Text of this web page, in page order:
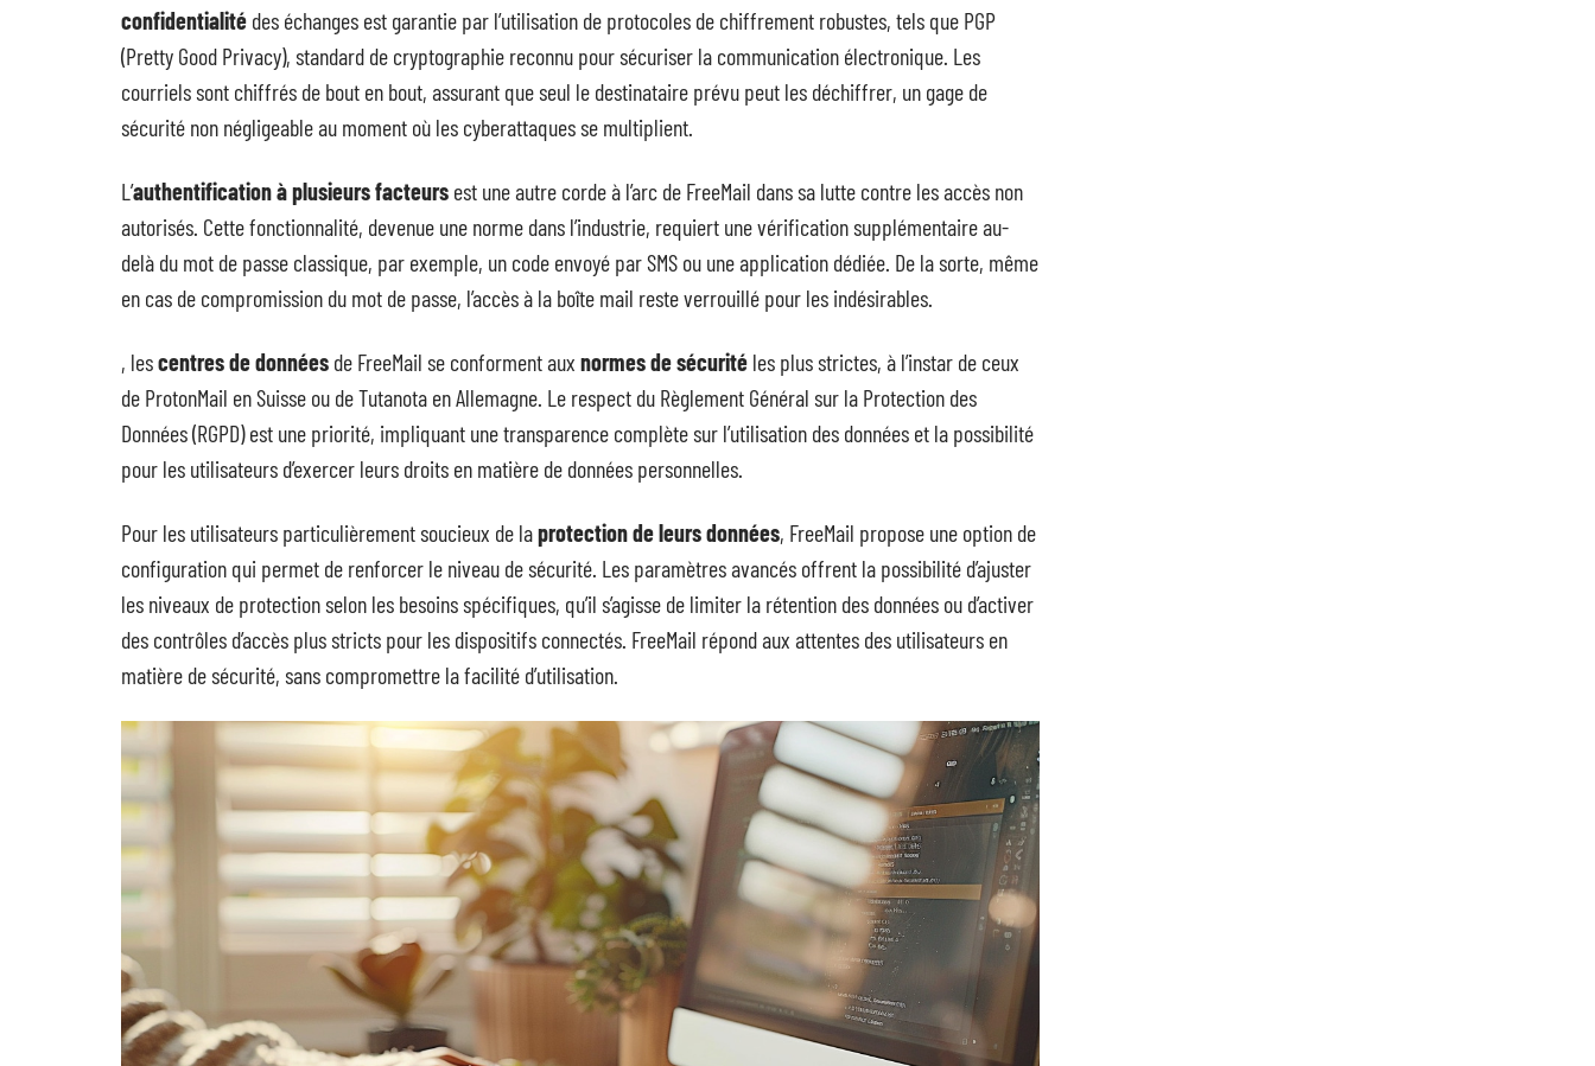
confidentialité des échanges est garantie par l’utilisation de protocoles de chiffrement robustes, tels que PGP
(Pretty Good Privacy), standard de cryptographie reconnu pour sécuriser la communication électronique. Les
courriels sont chiffrés de bout en bout, assurant que seul le destinataire prévu peut les déchiffrer, un gage de
sécurité non négligeable au moment où les cyberattaques se multiplient.
L’authentification à plusieurs facteurs est une autre corde à l’arc de FreeMail dans sa lutte contre les accès non
autorisés. Cette fonctionnalité, devenue une norme dans l’industrie, requiert une vérification supplémentaire au-
delà du mot de passe classique, par exemple, un code envoyé par SMS ou une application dédiée. De la sorte, même
en cas de compromission du mot de passe, l’accès à la boîte mail reste verrouillé pour les indésirables.
, lescentres de données de FreeMail se conforment aux normes de sécurité les plus strictes, à l’instar de ceux
de ProtonMail en Suisse ou de Tutanota en Allemagne. Le respect du Règlement Général sur la Protection des
Données (RGPD) est une priorité, impliquant une transparence complète sur l’utilisation des données et la possibilité
pour les utilisateurs d’exercer leurs droits en matière de données personnelles.
Pour les utilisateurs particulièrement soucieux de laprotection de leurs données, FreeMail propose une option de
configuration qui permet de renforcer le niveau de sécurité. Les paramètres avancés offrent la possibilité d’ajuster
les niveaux de protection selon les besoins spécifiques, qu’il s’agisse de limiter la rétention des données ou d’activer
des contrôles d’accès plus stricts pour les dispositifs connectés. FreeMail répond aux attentes des utilisateurs en
matière de sécurité, sans compromettre la facilité d’utilisation.